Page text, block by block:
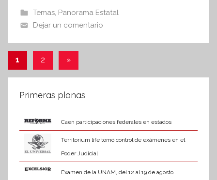
n
a
b
o
o
k
A
p
p
Temas, Panorama Estatal
Dejar un comentario
Paginación
de
entradas
1 2
Entradas
»
Primeras planas
Caen participaciones federales en estados
Territorium life tomó control de exámenes en el
Poder Judicial
Examen de la UNAM, del 12 al 19 de agosto